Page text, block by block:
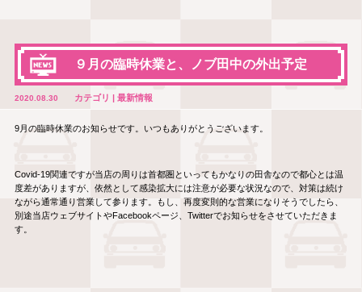
９月の臨時休業と、ノブ田中の外出予定
2020.08.30 カテゴリ | 最新情報
9月の臨時休業のお知らせです。いつもありがとうございます。
Covid-19関連ですが当店の周りは首都圏といってもかなりの田舎なので都心とは温
度差がありますが、依然として感染拡大には注意が必要な状況なので、対策は続け
ながら通常通り営業して参ります。もし、再度変則的な営業になりそうでしたら、
別途当店ウェブサイトやFacebookページ、Twitterでお知らせをさせていただきま
す。